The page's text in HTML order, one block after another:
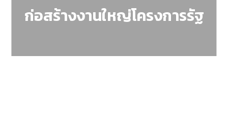
ก่อสร้างงานใหญ่โครงการรัฐ